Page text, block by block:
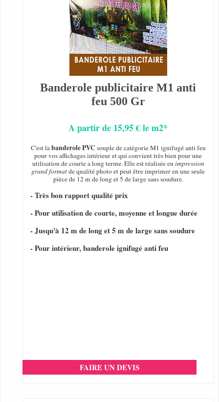
Banderole publicitaire M1 anti
feu 500 Gr
A partir de 15,95 € le m2*
C'est labanderole PVC souple de catégorie M1 ignifugé anti feu
pour vos affichages intérieur et qui convient très bien pour une
utilisation de courte a long terme. Elle est réalisée enimpression
grand formatde qualité photo et peut être imprimer en une seule
pièce de 12 m de long et 5 de large sans soudure.
- Très bon rapport qualité prix
- Pour utilisation de courte, moyenne et longue durée
- Jusqu'à 12 m de long et 5 m de large sans soudure
- Pour intérieur, banderole ignifugé anti feu
FAIRE UN DEVIS